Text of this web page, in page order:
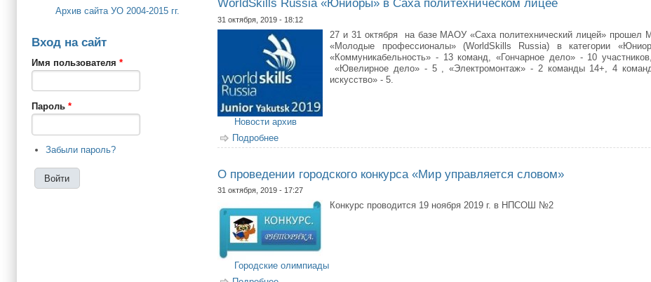
Архив сайта УО 2004-2015 гг.
Вход на сайт
Имя пользователя *
Пароль *
Забыли пароль?
WorldSkills Russia «Юниоры» в Саха политехническом лицее
31 октября, 2019 - 18:12
27 и 31 октября на базе МАОУ «Саха политехнический лицей» прошел
«Молодые профессионалы» (WorldSkills Russia) в категории
«Коммуникабельность» - 13 команд, «Гончарное дело» - 10
«Ювелирное дело» - 5 , «Электромонтаж» - 2 команды 14+, 4
искусство» - 5.
Новости архив
Подробнее
О проведении городского конкурса «Мир управляется словом»
31 октября, 2019 - 17:27
Конкурс проводится 19 ноября 2019 г. в НПСОШ №2
Городские олимпиады